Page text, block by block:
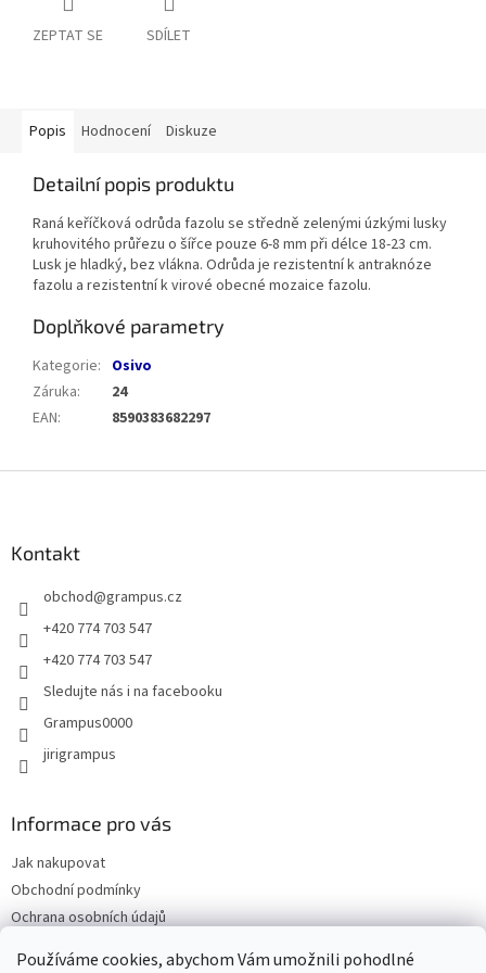
Používáme cookies, abychom Vám umožnili pohodlné
ZEPTAT SE SDÍLET
Popis Hodnocení Diskuze
Detailní popis produktu
Raná keříčková odrůda fazolu se středně zelenými úzkými lusky
kruhovitého průřezu o šířce pouze 6-8 mm při délce 18-23 cm.
Lusk je hladký, bez vlákna. Odrůda je rezistentní k antraknóze
fazolu a rezistentní k virové obecné mozaice fazolu.
Doplňkové parametry
Kategorie: Osivo
Záruka:
24
EAN: 8590383682297
Kontakt
obchod@grampus.cz
+420 774 703 547
+420 774 703 547
Sledujte nás i na facebooku
Grampus0000
jirigrampus
Informace pro vás
Jak nakupovat
Obchodní podmínky
Ochrana osobních údajů